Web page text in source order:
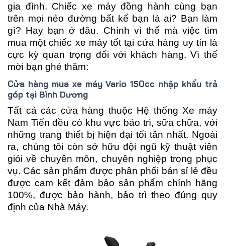
gia đình. Chiếc xe máy đồng hành cùng bạn
trên mọi nẻo đường bất kể bạn là ai? Bạn làm
gì? Hay bạn ở đâu. Chính vì thế mà việc tìm
mua một chiếc xe máy tốt tại cửa hàng uy tín là
cực kỳ quan trọng đối với khách hàng. Vì thế
mời bạn ghé thăm:
Cửa hàng mua xe máy Vario 150cc nhập khẩu trả
góp tại Bình Dương
Tất cả các cửa hàng thuộc Hệ thống Xe máy
Nam Tiến đều có khu vực bảo trì, sữa chữa, với
những trang thiết bị hiện đại tối tân nhất. Ngoài
ra, chúng tôi còn sở hữu đội ngũ kỹ thuật viên
giỏi về chuyên môn, chuyên nghiệp trong phục
vụ. Các sản phẩm được phân phối bán sỉ lẻ đều
được cam kết đảm bảo sản phẩm chính hãng
100%, được bảo hành, bảo trì theo đúng quy
định của Nhà Máy.